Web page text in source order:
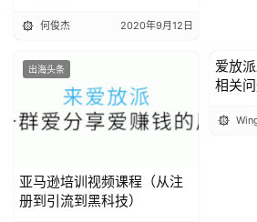
何俊杰 2020年9月12日
出海头条
亚马逊培训视频课程（从注
册到引流到黑科技）
出海头
爱放
相关